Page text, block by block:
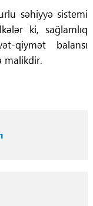
səhiyyə sistemi
ki, sağlamlıq
qiymət balansı
malikdir.